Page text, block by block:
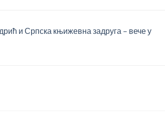
и Српска књижевна задруга – вече у